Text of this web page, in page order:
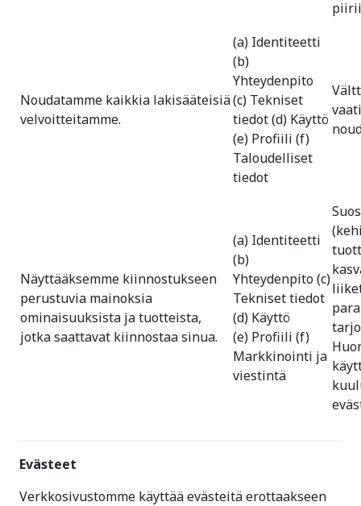
Noudatamme kaikkia lakisääteisiä
velvoitteitamme.
(a) Identiteetti
(b)
Yhteydenpito
(c) Tekniset
tiedot (d) Käyttö
(e) Profiili (f)
Taloudelliset
tiedot
Näyttääksemme kiinnostukseen
perustuvia mainoksia
ominaisuuksista ja tuotteista,
jotka saattavat kiinnostaa sinua.
(a) Identiteetti
(b)
Yhteydenpito (c)
Tekniset tiedot
(d) Käyttö
(e) Profiili (f)
Markkinointi ja
viestintä
Evästeet
Verkkosivustomme käyttää evästeitä erottaakseen